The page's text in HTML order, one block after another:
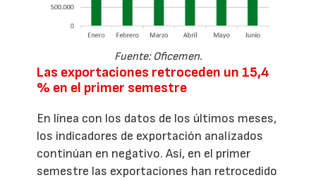
Fuente: Oficemen.
Las exportaciones retroceden un 15,4
% en el primer semestre
En línea con los datos de los últimos meses,
los indicadores de exportación analizados
continúan en negativo. Así, en el primer
semestre las exportaciones han retrocedido